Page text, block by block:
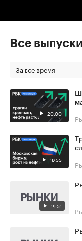
Все
За все время
20:00
19:55
19:51